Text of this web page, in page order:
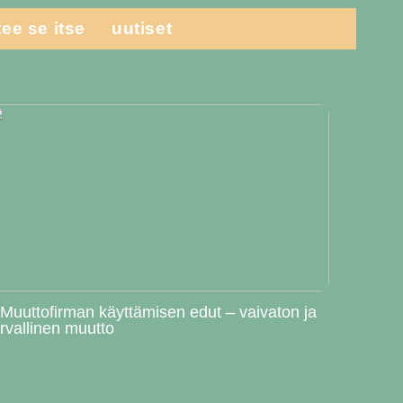
se itse uutiset
käyttämisen edut – vaivaton ja
muutto